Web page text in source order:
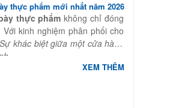
thực phẩm mới nhất năm 2026
thực phẩm không chỉ đóng
kinh nghiệm phân phối cho
Sự khác biệt giữa một cửa hàng
XEM THÊM